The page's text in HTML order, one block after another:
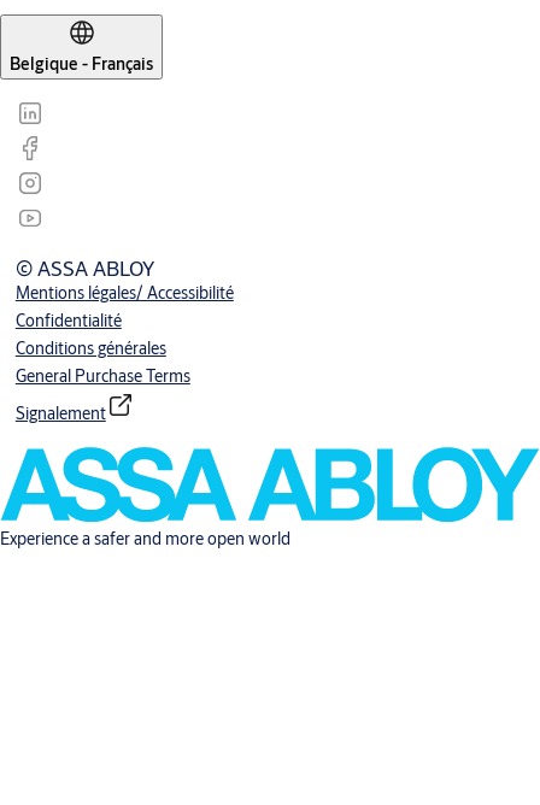
Belgique - Français
© ASSA ABLOY
Mentions légales/ Accessibilité
Confidentialité
Conditions générales
General Purchase Terms
Signalement
Experience a safer and more open world